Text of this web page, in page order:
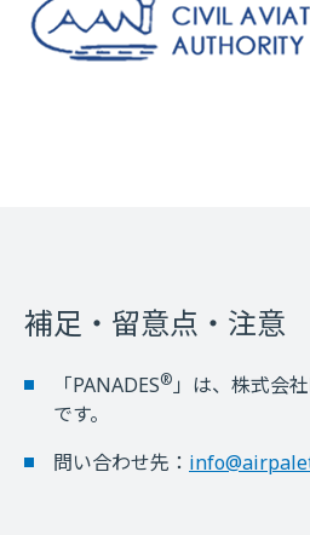
補足・留意点・注意
「PANADES® 」は、株式会
です。
問い合わせ先：